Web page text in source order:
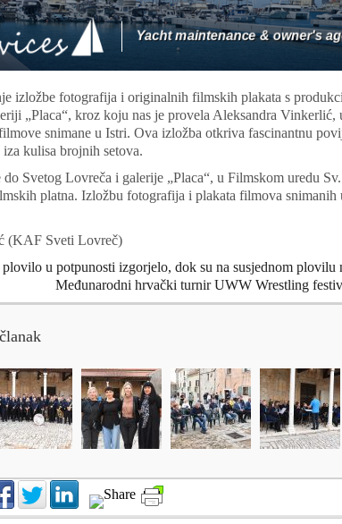
izložbe fotografija i originalnih filmskih plakata s
„Placa“, kroz koju nas je provela Aleksandra
snimane u Istri. Ova izložba otkriva fascinantnu
kulisa brojnih setova.
do Svetog Lovreča i galerije „Placa“, u Filmskom uredu
platna. Izložbu fotografija i plakata filmova snimanih
(KAF Sveti Lovreč)
u potpunosti izgorjelo, dok su na susjednom plovilu
Međunarodni hrvački turnir UWW Wrestling